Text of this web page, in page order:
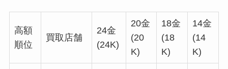
高額
順位
買取店舗
24金
(24K)
20金
(20
K)
18金
(18
K)
14金
(14
K)